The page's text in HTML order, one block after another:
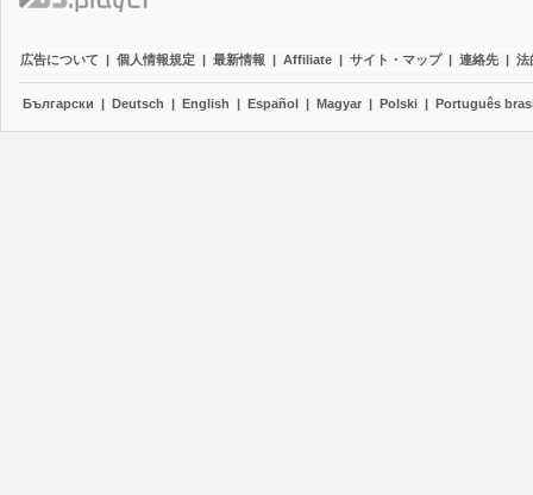
広告について | 個人情報規定 | 最新情報 | Affiliate | サイト・マップ | 連絡先 | 法
Български | Deutsch | English | Español | Magyar | Polski | Português